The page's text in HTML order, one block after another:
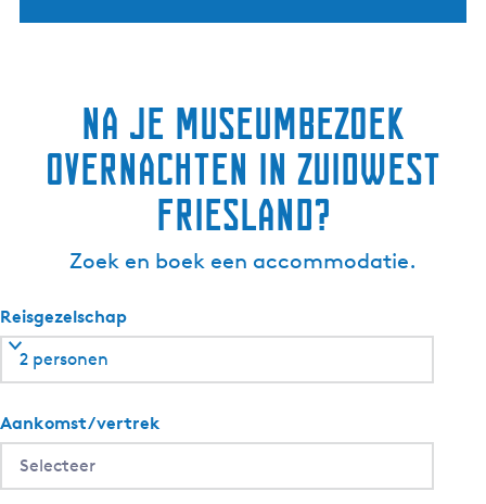
Na je museumbezoek
overnachten in Zuidwest
Friesland?
Zoek en boek een accommodatie.
Reisgezelschap
2 personen
Aankomst/vertrek